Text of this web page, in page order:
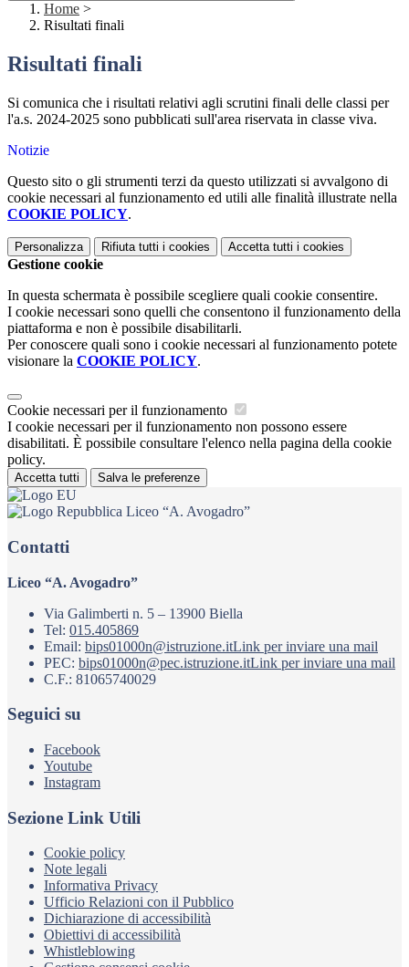
Home >
Risultati finali
Risultati finali
Si comunica che i risultati relativi agli scrutini finali delle classi per
l'a.s. 2024-2025 sono pubblicati sull'area riservata in classe viva.
Notizie
Questo sito o gli strumenti terzi da questo utilizzati si avvalgono di
cookie necessari al funzionamento ed utili alle finalità illustrate nella
COOKIE POLICY.
Personalizza Rifiuta tutti i cookies Accetta tutti i cookies
Gestione cookie
In questa schermata è possibile scegliere quali cookie consentire.
I cookie necessari sono quelli che consentono il funzionamento della
piattaforma e non è possibile disabilitarli.
Per conoscere quali sono i cookie necessari al funzionamento potete
visionare la COOKIE POLICY.
Cookie necessari per il funzionamento
I cookie necessari per il funzionamento non possono essere
disabilitati. È possibile consultare l'elenco nella pagina della cookie
policy.
Accetta tutti Salva le preferenze
Liceo “A. Avogadro”
Contatti
Liceo “A. Avogadro”
Via Galimberti n. 5 – 13900 Biella
Tel: 015.405869
Email: bips01000n@istruzione.itLink per inviare una mail
PEC: bips01000n@pec.istruzione.itLink per inviare una mail
C.F.: 81065740029
Seguici su
Facebook
Youtube
Instagram
Sezione Link Utili
Cookie policy
Note legali
Informativa Privacy
Ufficio Relazioni con il Pubblico
Dichiarazione di accessibilità
Obiettivi di accessibilità
Whistleblowing